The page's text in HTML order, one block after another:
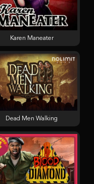
Dead Men Walking
Karen Maneater